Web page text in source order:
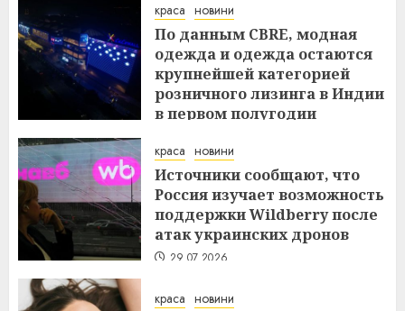
краса новини
По данным CBRE, модная
одежда и одежда остаются
крупнейшей категорией
розничного лизинга в Индии
в первом полугодии
краса новини
Источники сообщают, что
Россия изучает возможность
поддержки Wildberry после
атак украинских дронов
29.07.2026
краса новини